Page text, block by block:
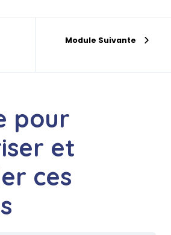
Module Suivante
pour
et
ces